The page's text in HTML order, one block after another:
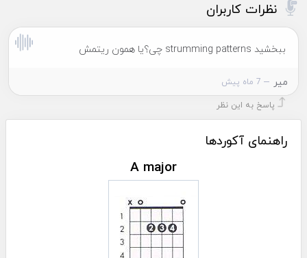
نظرات کاربران
ببخشید strumming patterns چی؟یا همون ریتمش
میر
پاسخ به این نظر
راهنمای آکوردها
A major